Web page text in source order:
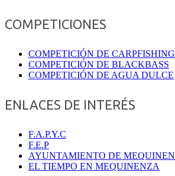
COMPETICIONES
COMPETICIÓN DE CARPFISHING
COMPETICIÓN DE BLACKBASS
COMPETICIÓN DE AGUA DULCE
ENLACES DE INTERÉS
F.A.P.Y.C
F.E.P
AYUNTAMIENTO DE
EL TIEMPO EN MEQUINENZA